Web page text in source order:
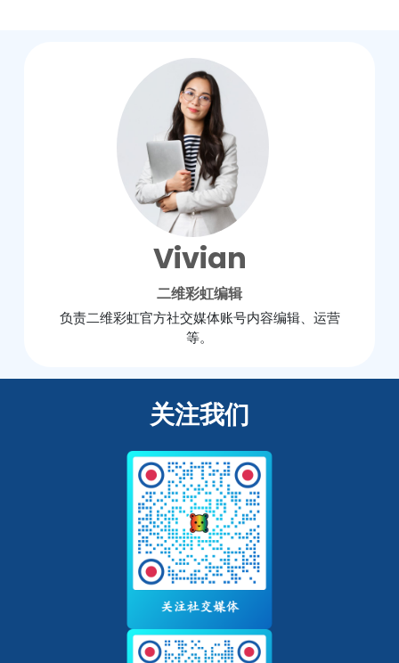
Vivian
二维彩虹编辑
负责二维彩虹官方社交媒体账号内容编辑、运营
等。
关注我们